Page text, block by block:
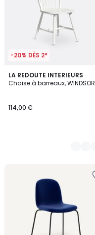
-20% DÈS 2*
LA REDOUTE INTERIEURS
Chaise à barreaux, WINDSOR
114,00 €
4
Couleurs